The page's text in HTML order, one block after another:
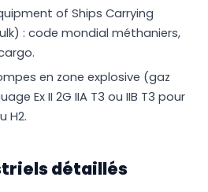
of Ships Carrying
: code mondial méthaniers,
en zone explosive (gaz
Ex II 2G IIA T3 ou IIB T3 pour
H2.
détaillés